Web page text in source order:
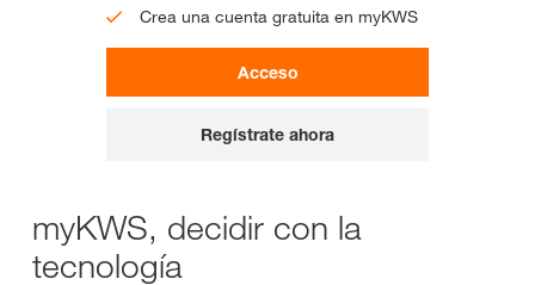
Crea una cuenta gratuita en myKWS
Acceso
Regístrate ahora
myKWS, decidir con la
tecnología